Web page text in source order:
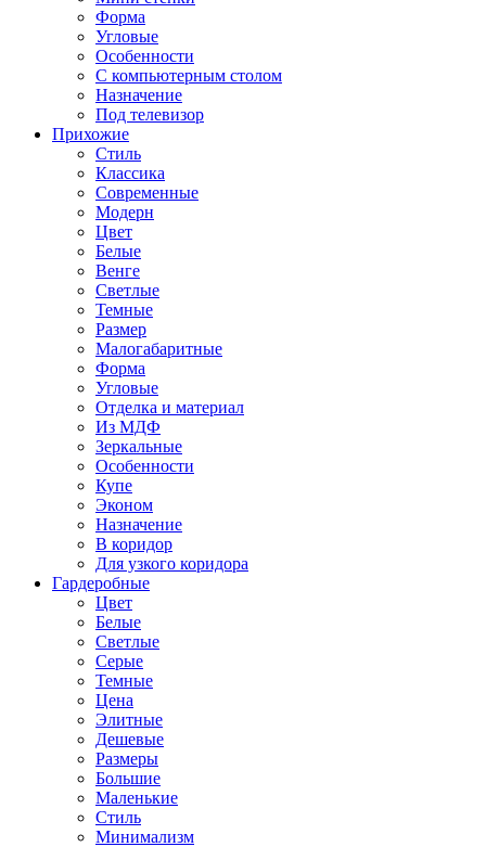
Форма
Угловые
Особенности
С компьютерным столом
Назначение
Под телевизор
Прихожие
Стиль
Классика
Современные
Модерн
Цвет
Белые
Венге
Светлые
Темные
Размер
Малогабаритные
Форма
Угловые
Отделка и материал
Из МДФ
Зеркальные
Особенности
Купе
Эконом
Назначение
В коридор
Для узкого коридора
Гардеробные
Цвет
Белые
Светлые
Серые
Темные
Цена
Элитные
Дешевые
Размеры
Большие
Маленькие
Стиль
Минимализм